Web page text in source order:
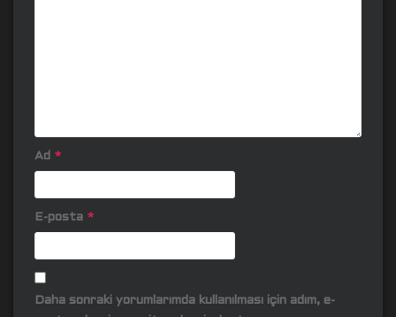
Ad *
E-posta *
Daha sonraki yorumlarımda kullanılması için adım, e-